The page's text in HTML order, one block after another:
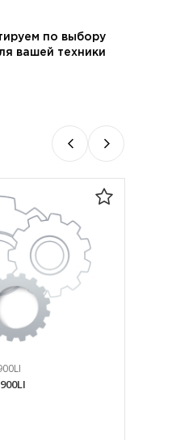
по выбору
вашей техники